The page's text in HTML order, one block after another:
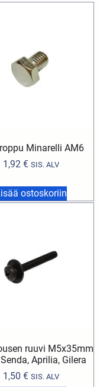
Minarelli AM6
1,92 € SIS. ALV
ostoskoriin
ruuvi M5x35mm
Aprilia, Gilera
1,50 € SIS. ALV